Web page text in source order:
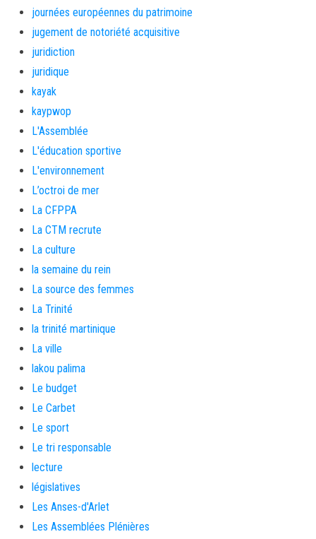
journées européennes du patrimoine
jugement de notoriété acquisitive
juridiction
juridique
kayak
kaypwop
L'Assemblée
L'éducation sportive
L'environnement
L’octroi de mer
La CFPPA
La CTM recrute
La culture
la semaine du rein
La source des femmes
La Trinité
la trinité martinique
La ville
lakou palima
Le budget
Le Carbet
Le sport
Le tri responsable
lecture
législatives
Les Anses-d'Arlet
Les Assemblées Plénières